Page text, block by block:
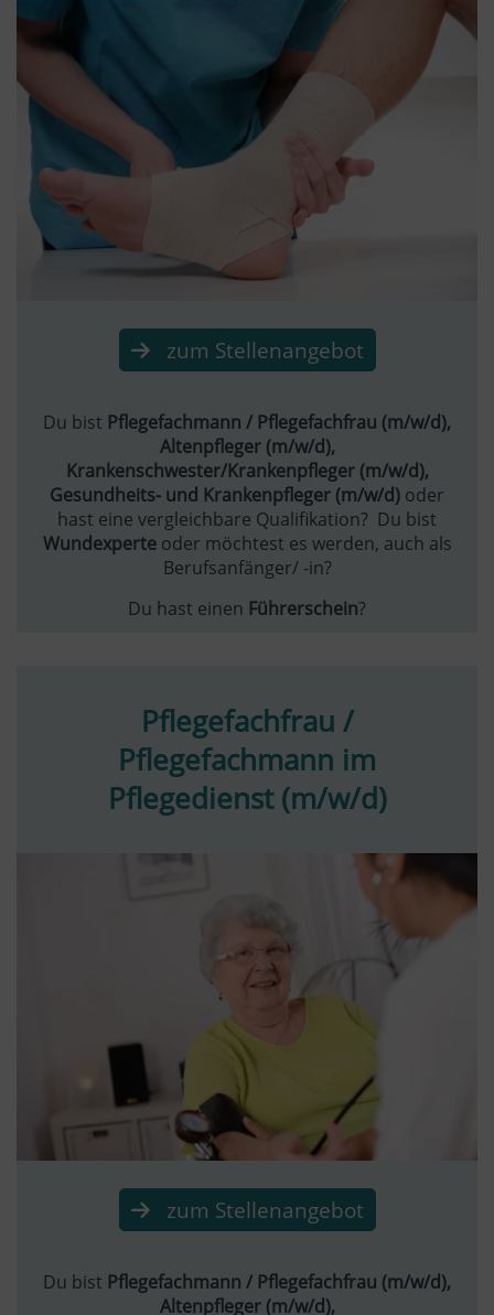
zum Stellenangebot
Du bist Pflegefachmann / Pflegefachfrau (m/w/d),
Altenpfleger (m/w/d),
Krankenschwester/Krankenpfleger (m/w/d),
Gesundheits- und Krankenpfleger (m/w/d) oder
hast eine vergleichbare Qualifikation? Du bist
Wundexperteoder möchtest es werden, auch als
Berufsanfänger/ -in?
Du hast einen Führerschein?
Pflegefachfrau /
Pflegefachmann im
Pflegedienst (m/w/d)
zum Stellenangebot
Du bist Pflegefachmann / Pflegefachfrau (m/w/d),
Altenpfleger (m/w/d),